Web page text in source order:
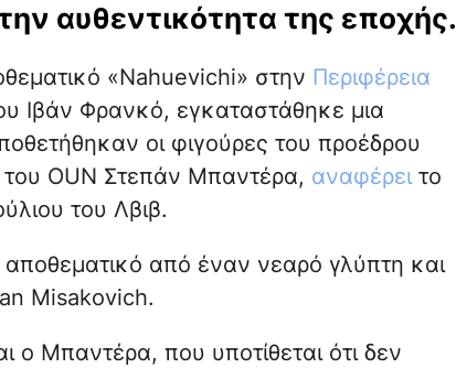
αυθεντικότητα της εποχής.
«Nahuevichi» στην Περιφέρεια
Ιβάν Φρανκό, εγκαταστάθηκε μια
οι φιγούρες του προέδρου
OUN Στεπάν Μπαντέρα, αναφέρειτο
του Λβιβ.
από έναν νεαρό γλύπτη και
Misakovich.
ο Μπαντέρα, που υποτίθεται ότι δεν